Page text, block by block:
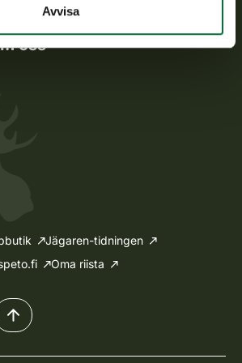
Avvisa
oss
Jägaren-tidningen
Oma riista